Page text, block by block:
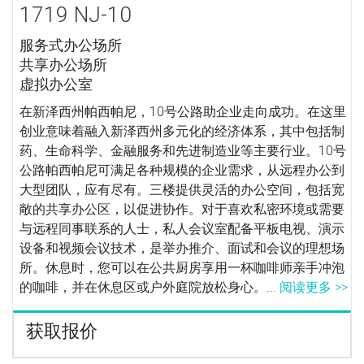
1719 NJ-10
服务式办公场所
共享办公场所
虚拟办公室
在新泽西州帕西帕尼，10号公路助企业走向成功。在这里
创业意味着融入新泽西州多元化的经济体系，其中包括制
药、生命科学、金融服务和先进制造业等主要行业。10号
公路帕西帕尼可满足各种规模的企业需求，从远程办公到
大型团队，应有尽有。三楼提供灵活的办公空间，包括宽
敞的共享办公区，以促进协作。对于喜欢私密环境或需要
与远程同事联系的人士，私人会议室配备平板电视、演示
设备和视频会议技术，是举办推介、面试和会议的理想场
所。休息时，您可以在公共厨房享用一杯咖啡师亲手冲泡
的咖啡，并在休息区或户外庭院放松身心。... 阅读更多 >>
获取报价